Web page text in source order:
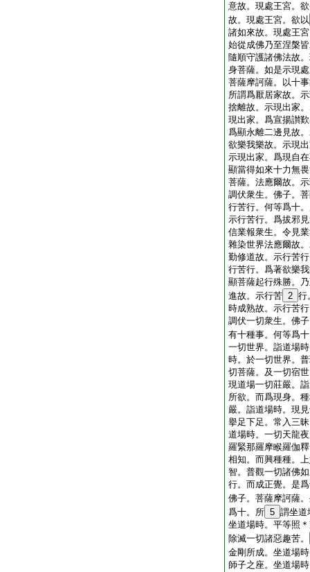
意故。現處王宮。
故。現處王宮。欲以
諸如來故。現處王
始從成佛乃至涅槃
隨順守護諸佛法故
身菩薩。如是示現
菩薩摩訶薩。以十
所謂爲厭居家故。
捨離故。示現出家
現出家。爲宣揚讃
爲顯永離二邊見故
欲樂我樂故。示現
示現出家。爲現自
顯當得如來十力無
菩薩。法應爾故。
調伏衆生。佛子。
行苦行。何等爲十
示行苦行。爲拔邪
信業報衆生。令見
雜染世界法應爾故
勤修道故。示行苦
行苦行。爲著欲樂
顯菩薩起行殊勝。
進故。示行苦 2 行
時成熟故。示行苦
調伏一切衆生。佛
有十種事。何等爲
一切世界。詣道場
時。於一切世界。
切菩薩。及一切宿
現道場一切莊嚴。
所欲。而爲現身。
嚴。詣道場時。現
擧足下足。常入三
道場時。一切天龍
羅緊那羅摩睺羅伽
相知。而興種種。
智。普觀一切諸佛
行。而成正覺。是
佛子。菩薩摩訶薩
爲十。所 5 謂坐道
坐道場時。平等照
除滅一切諸惡趣苦。
金剛所成。坐道場
師子之座。坐道場